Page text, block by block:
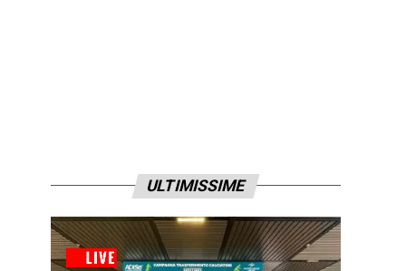
ULTIMISSIME